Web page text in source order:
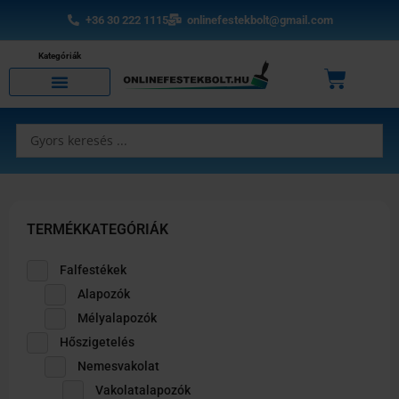
content
+36 30 222 1115 onlinefestekbolt@gmail.com
Kategóriák
Kosár
Search
...
TERMÉKKATEGÓRIÁK
Falfestékek
Alapozók
Mélyalapozók
Hőszigetelés
Nemesvakolat
Vakolatalapozók